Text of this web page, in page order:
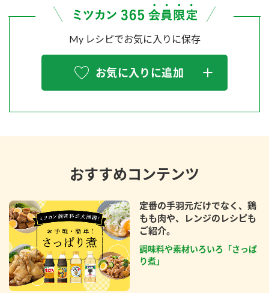
My レシピでお気に入りに保存
お気に入りに追加
おすすめコンテンツ
定番の手羽元だけでなく、鶏
もも肉や、レンジのレシピも
ご紹介。
調味料や素材いろいろ「さっぱ
り煮」